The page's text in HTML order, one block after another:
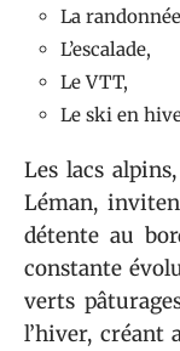
La
L’escalade,
Le VTT,
Le ski en
Les lacs
Léman,
détente au
constante
verts
l’hiver, créant